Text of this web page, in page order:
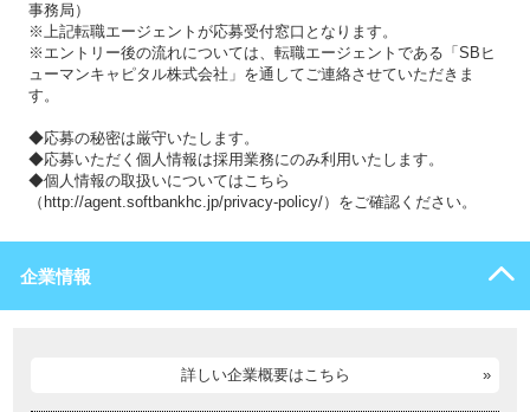
事務局）
※上記転職エージェントが応募受付窓口となります。
※エントリー後の流れについては、転職エージェントである「SBヒ
ューマンキャピタル株式会社」を通してご連絡させていただきま
す。
◆応募の秘密は厳守いたします。
◆応募いただく個人情報は採用業務にのみ利用いたします。
◆個人情報の取扱いについてはこちら
（http://agent.softbankhc.jp/privacy-policy/）をご確認ください。
企業情報
詳しい企業概要はこちら